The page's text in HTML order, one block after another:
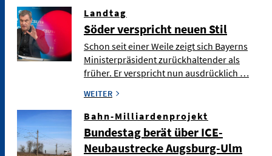
Landtag
Söder verspricht neuen Stil
Schon seit einer Weile zeigt sich Bayerns
Ministerpräsident zurückhaltender als
früher. Er verspricht nun ausdrücklich …
WEITER
Bahn-Milliardenprojekt
Bundestag berät über ICE-
Neubaustrecke Augsburg-Ulm